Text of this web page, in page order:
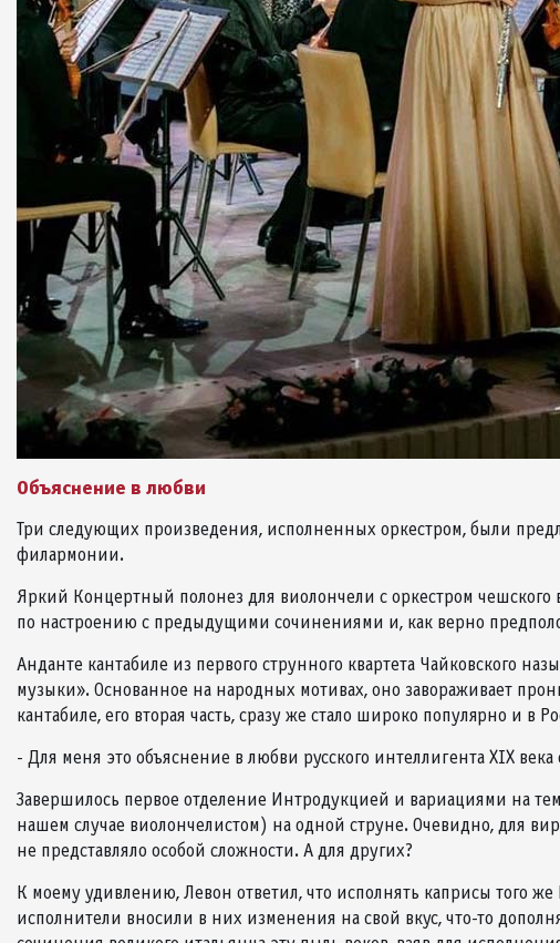
Объяснение в любви
Три следующих произведения, исполненных оркестром, были
филармонии.
Яркий Концертный полонез для виолончели с оркестром
по настроению с предыдущими сочинениями и, как верно
Анданте кантабиле из первого струнного квартета Чайковского
музыки». Основанное на народных мотивах, оно завораживает
кантабиле, его вторая часть, сразу же стало широко популярно и
- Для меня это объяснение в любви русского интеллигента XIX
Завершилось первое отделение Интродукцией и вариациями на
нашем случае виолончелистом) на одной струне. Очевидно, для
не представляло особой сложности. А для других?
К моему удивлению, Левон ответил, что исполнять каприсы того
исполнители вносили в них изменения на свой вкус, что-то